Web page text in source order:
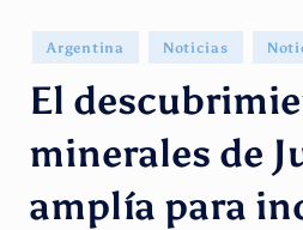
n
ti
n
o
Publicado
en
Argentina Noticias
El
minerales de
amplía para